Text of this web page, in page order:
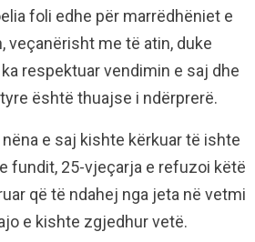
foli edhe për marrëdhëniet e
veçanërisht me të atin, duke
respektuar vendimin e saj dhe
është thuajse i ndërprerë.
e saj kishte kërkuar të ishte
fundit, 25-vjeçarja e refuzoi këtë
që të ndahej nga jeta në vetmi
e kishte zgjedhur vetë.